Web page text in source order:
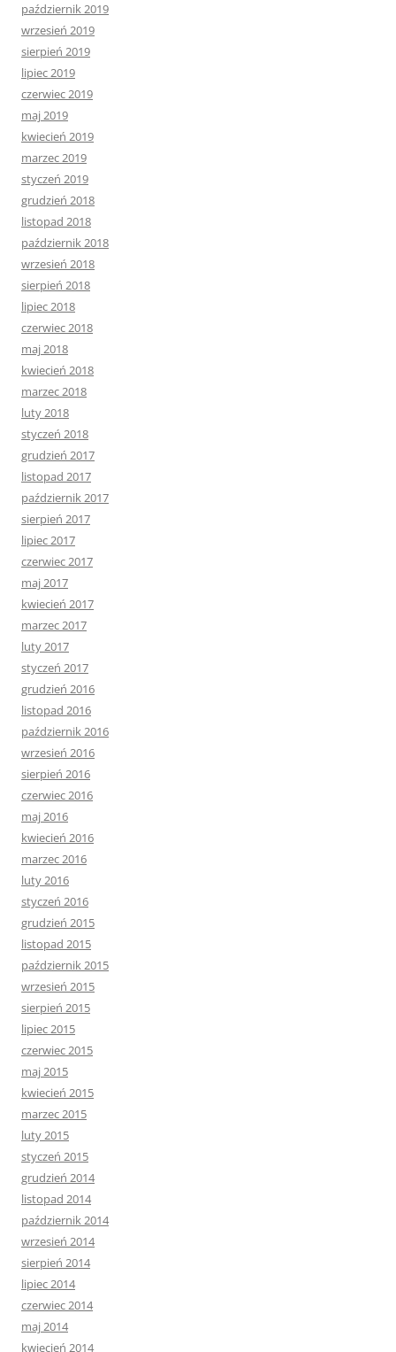
październik 2019
wrzesień 2019
sierpień 2019
lipiec 2019
czerwiec 2019
maj 2019
kwiecień 2019
marzec 2019
styczeń 2019
grudzień 2018
listopad 2018
październik 2018
wrzesień 2018
sierpień 2018
lipiec 2018
czerwiec 2018
maj 2018
kwiecień 2018
marzec 2018
luty 2018
styczeń 2018
grudzień 2017
listopad 2017
październik 2017
sierpień 2017
lipiec 2017
czerwiec 2017
maj 2017
kwiecień 2017
marzec 2017
luty 2017
styczeń 2017
grudzień 2016
listopad 2016
październik 2016
wrzesień 2016
sierpień 2016
czerwiec 2016
maj 2016
kwiecień 2016
marzec 2016
luty 2016
styczeń 2016
grudzień 2015
listopad 2015
październik 2015
wrzesień 2015
sierpień 2015
lipiec 2015
czerwiec 2015
maj 2015
kwiecień 2015
marzec 2015
luty 2015
styczeń 2015
grudzień 2014
listopad 2014
październik 2014
wrzesień 2014
sierpień 2014
lipiec 2014
czerwiec 2014
maj 2014
kwiecień 2014